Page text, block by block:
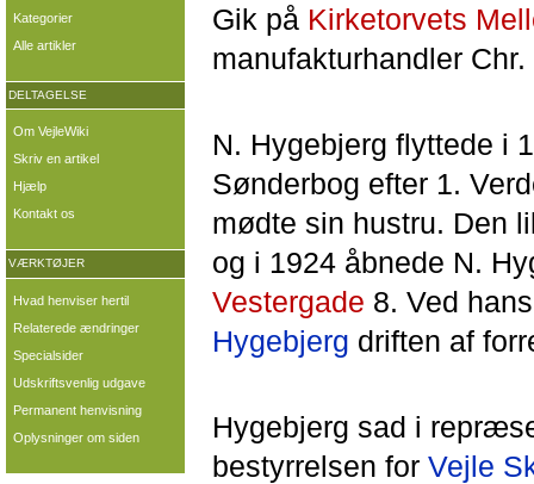
Gik på Kirketorvets
manufakturhandler
N. Hygebjerg flyttede i
Sønderbog efter 1.
mødte sin hustru. Den
og i 1924 åbnede N.
Vestergade 8. Ved
Hygebjerg driften af
Hygebjerg sad i
bestyrrelsen for Vejle
Kategorier
Alle artikler
DELTAGELSE
Om VejleWiki
Skriv en artikel
Hjælp
Kontakt os
VÆRKTØJER
Hvad henviser hertil
Relaterede ændringer
Specialsider
Udskriftsvenlig udgave
Permanent henvisning
Oplysninger om siden